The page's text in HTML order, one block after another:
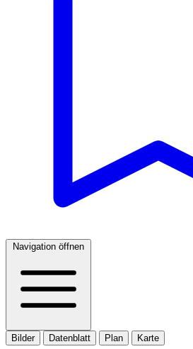
Navigation öffnen
Bilder Datenblatt Plan Karte